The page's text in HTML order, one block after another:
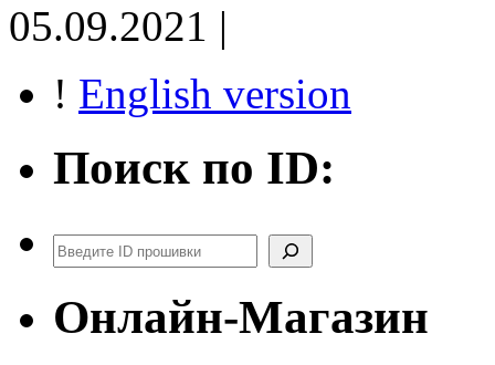
05.09.2021 |
! English version
Поиск по ID:
Поиск
Онлайн-Магазин